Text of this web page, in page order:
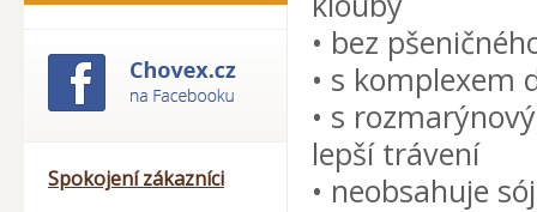
Spokojení zákazníci
• bez
• s komplexem
• s
lepší trávení
• neobsahuje